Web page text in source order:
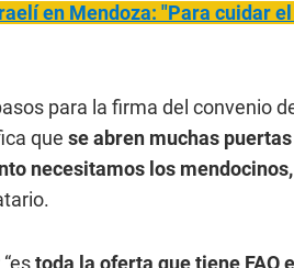
en Mendoza: "Para cuidar
para la firma del convenio
que se abren muchas
necesitamos los
toda la oferta que tiene FAO